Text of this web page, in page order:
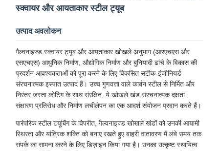
स्क्वायर और आयताकार स्टील ट्यूब
उत्पाद अवलोकन
गैल्वनाइज्ड स्क्वायर ट्यूब और आयताकार खोखले अनुभाग (आरएचएस और
एसएचएस) आधुनिक निर्माण, औद्योगिक निर्माण और बुनियादी ढांचे के विकास की
प्रदर्शन आवश्यकताओं को पूरा करने के लिए विकसित सटीक-इंजीनियर्ड
संरचनात्मक इस्पात उत्पाद हैं। उच्च गुणवत्ता वाले कार्बन स्टील से निर्मित और
निरंतर जस्ता कोटिंग के साथ संरक्षित, ये खोखले खंड संरचनात्मक दक्षता,
संक्षारण प्रतिरोध और निर्माण लचीलेपन का एक आदर्श संयोजन प्रदान करते हैं।
पारंपरिक स्टील टयूबिंग के विपरीत, गैल्वनाइज्ड खोखले खंडों को उनकी आयामी
स्थिरता और यांत्रिक शक्ति को बनाए रखते हुए बाहरी वातावरण में लंबे समय तक
संपर्क का सामना करने के लिए डिज़ाइन किया गया है। उनका उत्कृष्ट स्थायित्व